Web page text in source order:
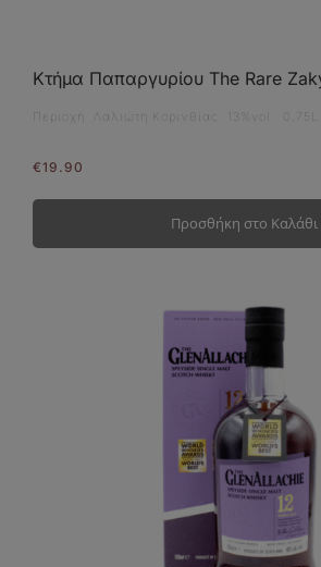
Κτήμα Παπαργυρίου The Rare
Περιοχή Λαλιώτη Κορινθίας 13%vol 0,75L
€19.90
Προσθήκη στο Καλάθι